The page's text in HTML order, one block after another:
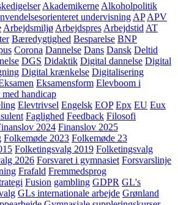
Akademikerne Alkoholpolitik
undervisning AP APV
Arbejdsmiljø Arbejdspres Arbejdstid AT
Bæredygtighed Besparelse BNP
Corona Dannelse Dans Dansk Deltid
DGS Didaktik Digital dannelse Digital
Digital krænkelse Digitalisering
Eksamensform Elevboom i
handicap
Elevtrivsel Engelsk EOP Epx EU Eux
Faglighed Feedback Filosofi
2024 Finanslov 2025
Folkemøde 2023 Folkemøde 23
Folketingsvalg 2019 Folketingsvalg
2026 Forsvaret i gymnasiet Forsvarslinje
Frafald Fremmedsprog
Fusion gambling GDPR GL's
GLs internationale arbejde Grønland